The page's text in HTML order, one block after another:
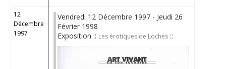
12
Décembre
1997
Vendredi 12 Décembre 1997 - Jeudi 26
Février 1998
Exposition :: Les érotiques de Loches ::